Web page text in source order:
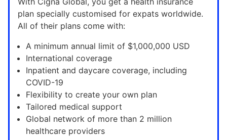
plan specially customised for expats worldwide.
All of their plans come with:
A minimum annual limit of $1,000,000 USD
International coverage
Inpatient and daycare coverage, including
COVID-19
Flexibility to create your own plan
Tailored medical support
Global network of more than 2 million
healthcare providers